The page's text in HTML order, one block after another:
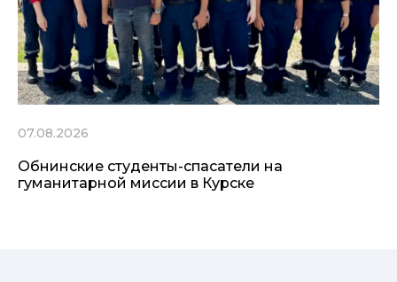
07.08.2026
Обнинские студенты-спасатели на
гуманитарной миссии в Курске